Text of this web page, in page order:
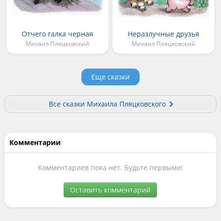
Отчего галка черная
Михаил Пляцковский
Неразлучные друзья
Михаил Пляцковский
Еще сказки
Все сказки Михаила Пляцковского
Комментарии
Комментариев пока нет. Будьте первыми!
Оставить комментарий